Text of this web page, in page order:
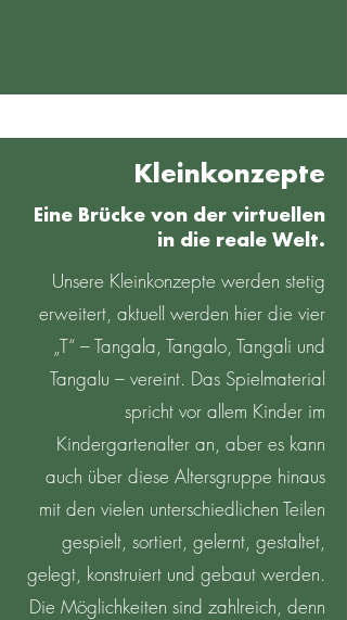
Kleinkonzepte
Eine Brücke von der virtuellen
in die reale Welt.
Unsere Kleinkonzepte werden stetig
erweitert, aktuell werden hier die vier
„T“ – Tangala, Tangalo, Tangali und
Tangalu – vereint. Das Spielmaterial
spricht vor allem Kinder im
Kindergartenalter an, aber es kann
auch über diese Altersgruppe hinaus
mit den vielen unterschiedlichen Teilen
gespielt, sortiert, gelernt, gestaltet,
gelegt, konstruiert und gebaut werden.
Die Möglichkeiten sind zahlreich, denn